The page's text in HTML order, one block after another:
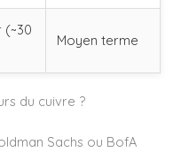
(~30
Moyen terme
du cuivre ?
Sachs ou BofA